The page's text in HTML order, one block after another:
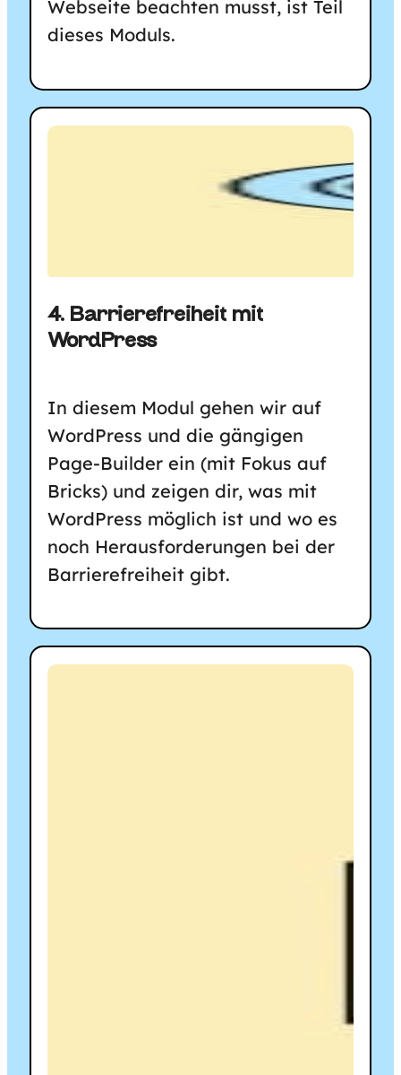
Webseite beachten musst, ist Teil
dieses Moduls.
4. Barrierefreiheit mit
WordPress
In diesem Modul gehen wir auf
WordPress und die gängigen
Page-Builder ein (mit Fokus auf
Bricks) und zeigen dir, was mit
WordPress möglich ist und wo es
noch Herausforderungen bei der
Barrierefreiheit gibt.